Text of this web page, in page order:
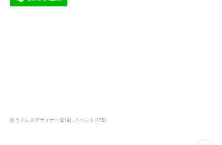
歌うドレスデザイナー(219) イベント(175)